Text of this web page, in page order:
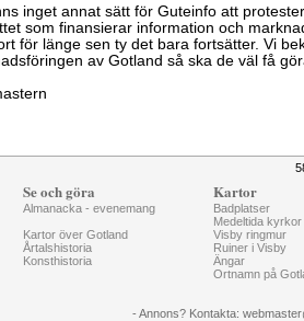
inget annat sätt för Guteinfo att
som finansierar information och
för länge sen ty det bara fortsätter. Vi
av Gotland så ska de väl få
Se och göra
Almanacka - evenemang
Kartor över Gotland
Årtalshistoria
Konsthistoria
Kartor
Badplatser
Medeltida kyrkor
Visby ringmur
Ruiner i Visby
Ängar
Ortnamn på
- Annons? Kontakta: